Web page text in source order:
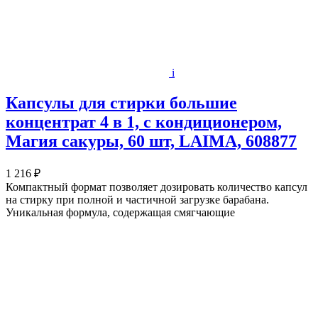
i
Капсулы для стирки большие
концентрат 4 в 1, с кондиционером,
Магия сакуры, 60 шт, LAIMA, 608877
1 216 ₽
Компактный формат позволяет дозировать количество капсул
на стирку при полной и частичной загрузке барабана.
Уникальная формула, содержащая смягчающие